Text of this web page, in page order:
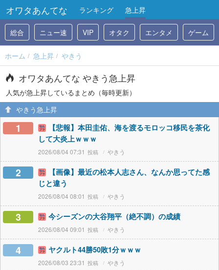
オワタあんてな ランキング 急上昇
総合 ニュー速 VIP オタク エンタメ ゲーム
ホーム 急上昇 やきう
オワタあんてな やきう急上昇
人気が急上昇しているまとめ（毎時更新）
やきう急上昇
1
【悲報】本田圭佑、海を渡るモロッコ移民を茶化
して大炎上ｗｗｗ
2026/08/04 07:31 やきう
2
【画像】最近の松本人志さん、なんか思ってた感
じと違う
2026/08/04 08:01 やきう
3 今シーズンの大谷翔平（絶不調）の成績
2026/08/04 09:01 やきう
4 ヤクルト44勝50敗1分ｗｗｗ
2026/08/03 23:31 やきう